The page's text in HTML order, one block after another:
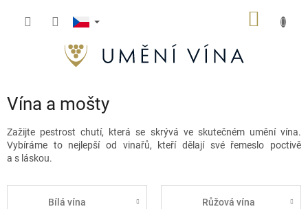
Vína a mošty
Zažijte pestrost chutí, která se skrývá ve skutečném umění vína.
Vybíráme to nejlepší od vinařů, kteří dělají své řemeslo poctivě
a s láskou.
Bílá vína Růžová vína